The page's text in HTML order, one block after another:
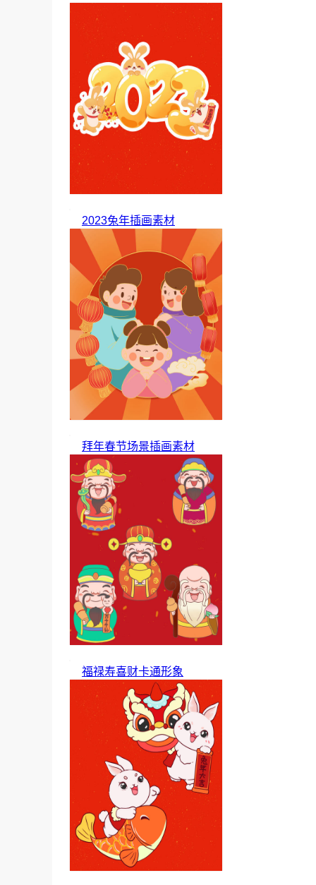
2023兔年插画素材
拜年春节场景插画素材
福禄寿喜财卡通形象